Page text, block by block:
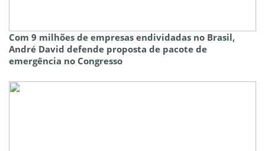
Com 9 milhões de empresas endividadas no Brasil,
André David defende proposta de pacote de
emergência no Congresso